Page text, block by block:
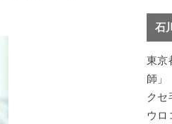
石
東京
師」
クセ
ウロ